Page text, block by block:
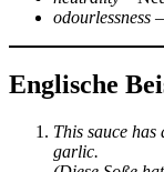
odourlessness
Englische
This sauce
garlic.